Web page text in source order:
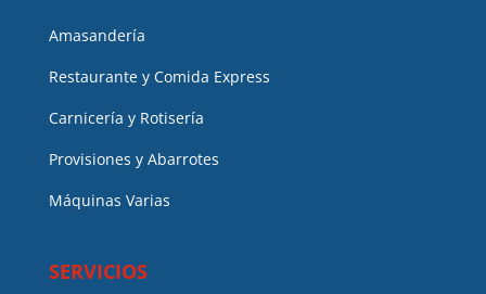
Amasandería
Restaurante y Comida Express
Carnicería y Rotisería
Provisiones y Abarrotes
Máquinas Varias
SERVICIOS